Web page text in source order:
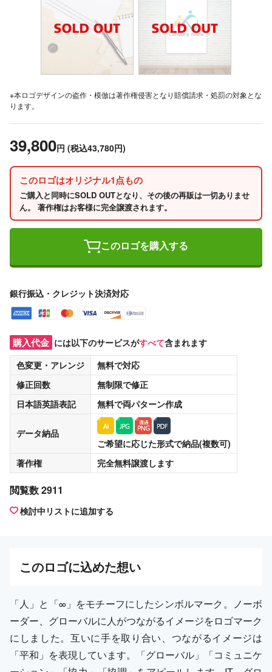
※本ロゴデザインの盗作・模倣は著作権侵害となり賠償請求・処罰の対象とな
ります。
39,800円 (税込43,780円)
このロゴはオリジナル1点もの
ご購入と同時にSOLD OUTとなり、その後の再販は一切ありませ
ん。 著作権はお客様に完全譲渡されます。
このロゴを購入する
銀行振込・クレジット決済対応
購入代金 には以下のサービスがすべて含まれます
色変更・アレンジ
無料で対応
修正回数
無制限で修正
日本語英語表記
無料で両パターン作成
データ納品
ご希望に応じた形式で納品(複数可)
著作権
完全無料譲渡します
閲覧数 2911
検討中リストに追加する
このロゴに込めた想い
「人」と「∞」をモチーフにしたシンボルマーク。ノーボ
ーダー、グローバルに人がつながるイメージをロゴマーク
にしました。互いに手を取り合い、つながるイメージは
「平和」を表現しています。「グローバル」「コミュニケ